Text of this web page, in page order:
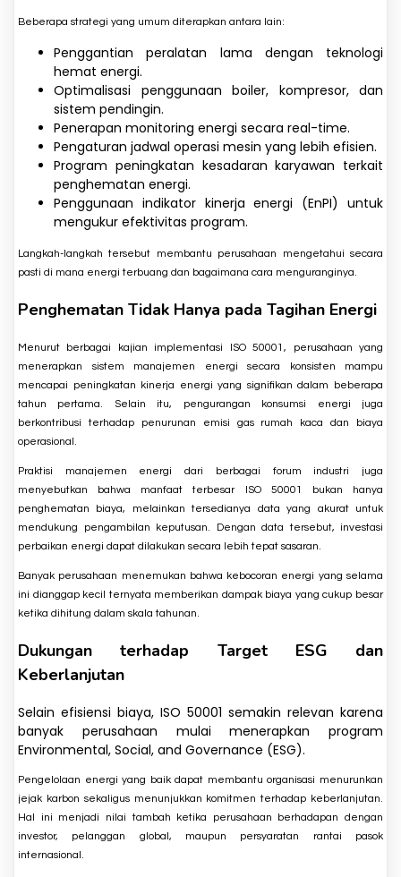
Beberapa strategi yang umum diterapkan antara lain:
Penggantian peralatan lama dengan teknologi
hemat energi.
Optimalisasi penggunaan boiler, kompresor, dan
sistem pendingin.
Penerapan monitoring energi secara real-time.
Pengaturan jadwal operasi mesin yang lebih efisien.
Program peningkatan kesadaran karyawan terkait
penghematan energi.
Penggunaan indikator kinerja energi (EnPI) untuk
mengukur efektivitas program.
Langkah-langkah tersebut membantu perusahaan mengetahui secara
pasti di mana energi terbuang dan bagaimana cara menguranginya.
Penghematan Tidak Hanya pada Tagihan Energi
Menurut berbagai kajian implementasi ISO 50001, perusahaan yang
menerapkan sistem manajemen energi secara konsisten mampu
mencapai peningkatan kinerja energi yang signifikan dalam beberapa
tahun pertama. Selain itu, pengurangan konsumsi energi juga
berkontribusi terhadap penurunan emisi gas rumah kaca dan biaya
operasional.
Praktisi manajemen energi dari berbagai forum industri juga
menyebutkan bahwa manfaat terbesar ISO 50001 bukan hanya
penghematan biaya, melainkan tersedianya data yang akurat untuk
mendukung pengambilan keputusan. Dengan data tersebut, investasi
perbaikan energi dapat dilakukan secara lebih tepat sasaran.
Banyak perusahaan menemukan bahwa kebocoran energi yang selama
ini dianggap kecil ternyata memberikan dampak biaya yang cukup besar
ketika dihitung dalam skala tahunan.
Dukungan terhadap Target ESG dan
Keberlanjutan
Selain efisiensi biaya, ISO 50001 semakin relevan karena
banyak perusahaan mulai menerapkan program
Environmental, Social, and Governance (ESG).
Pengelolaan energi yang baik dapat membantu organisasi menurunkan
jejak karbon sekaligus menunjukkan komitmen terhadap keberlanjutan.
Hal ini menjadi nilai tambah ketika perusahaan berhadapan dengan
investor, pelanggan global, maupun persyaratan rantai pasok
internasional.